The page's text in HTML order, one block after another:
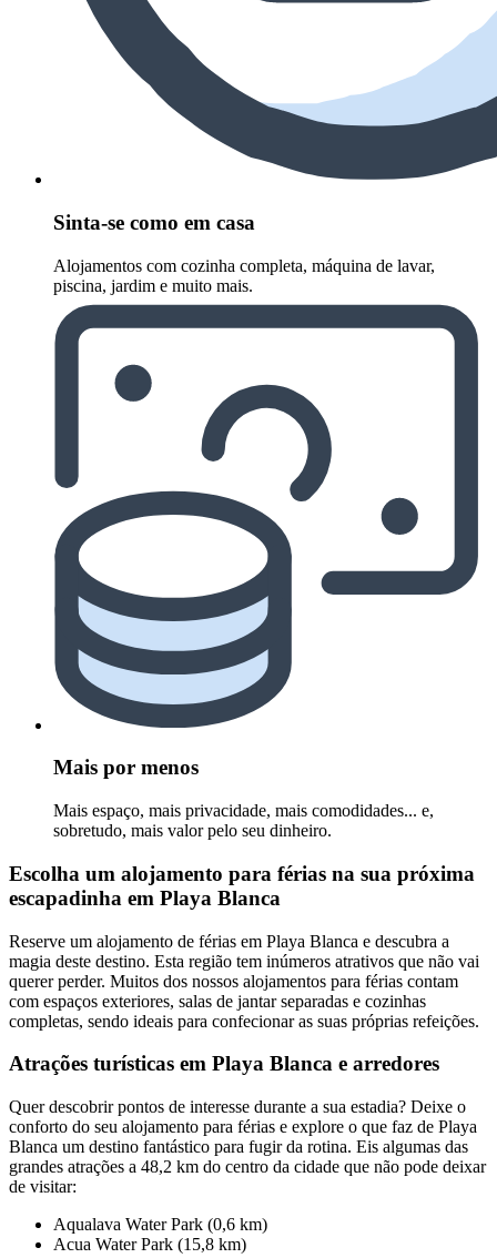
Sinta-se como em casa
Alojamentos com cozinha completa, máquina de lavar,
piscina, jardim e muito mais.
Mais por menos
Mais espaço, mais privacidade, mais comodidades... e,
sobretudo, mais valor pelo seu dinheiro.
Escolha um alojamento para férias na sua próxima
escapadinha em Playa Blanca
Reserve um alojamento de férias em Playa Blanca e descubra a
magia deste destino. Esta região tem inúmeros atrativos que não vai
querer perder. Muitos dos nossos alojamentos para férias contam
com espaços exteriores, salas de jantar separadas e cozinhas
completas, sendo ideais para confecionar as suas próprias refeições.
Atrações turísticas em Playa Blanca e arredores
Quer descobrir pontos de interesse durante a sua estadia? Deixe o
conforto do seu alojamento para férias e explore o que faz de Playa
Blanca um destino fantástico para fugir da rotina. Eis algumas das
grandes atrações a 48,2 km do centro da cidade que não pode deixar
de visitar:
Aqualava Water Park (0,6 km)
Acua Water Park (15,8 km)